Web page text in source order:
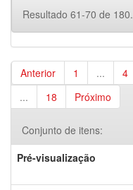
Resultado 61-70 de 180.
Anterior 1 ... 4
...
18 Próximo
Conjunto de itens:
Pré-visualização